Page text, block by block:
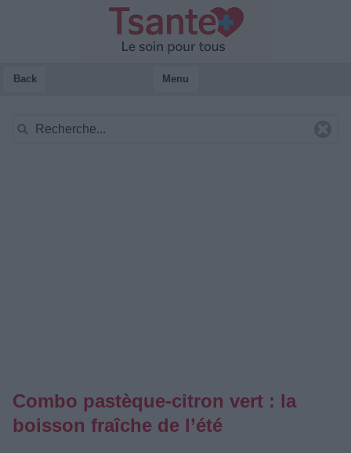
Back Menu
Combo pastèque-citron vert : la
boisson fraîche de l’été